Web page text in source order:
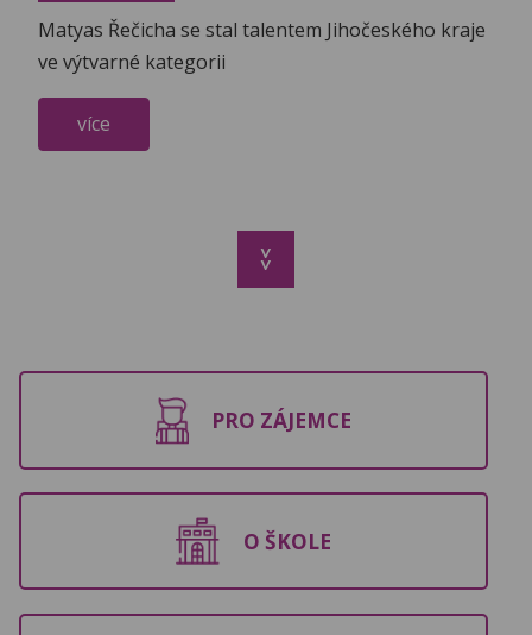
Matyas Řečicha se stal talentem Jihočeského kraje
ve výtvarné kategorii
více
>>
PRO ZÁJEMCE
O ŠKOLE